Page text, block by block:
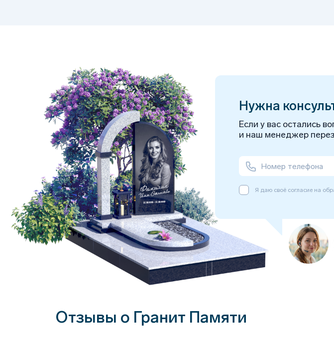
Нужна
Если у вас остались
и наш менеджер
Я даю своё согласие на
Отзывы о Гранит Памяти